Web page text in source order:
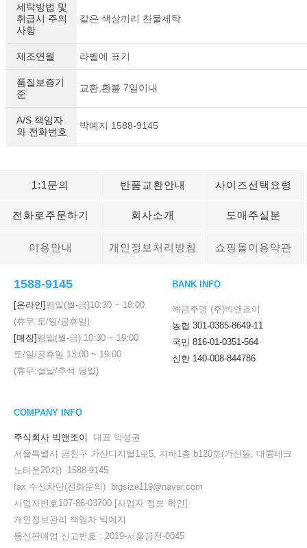
세요!
세탁방법 및
취급시 주의
사항
같은 색상끼리 찬물세탁
제조연월 라벨에 표기
품질보증기
준
교환,환불 7일이내
A/S 책임자
와 전화번호
박예지 1588-9145
1:1문의 반품교환안내 사이즈선택요령
전화로주문하기 회사소개 도매주실분
이용안내 개인정보처리방침 쇼핑몰이용약관
1588-9145
[온라인]평일(월-금)10:30 ~ 18:00
(휴무:토/일/공휴일)
[매장]평일(월-금) 10:30 ~ 19:00
토/일/공휴일 13:00 ~ 19:00
(휴무:설날/추석 당일)
BANK INFO
예금주명 (주)빅앤조이
농협 301-0385-8649-11
국민 816-01-0351-564
신한 140-008-844786
COMPANY INFO
주식회사 빅앤조이
대표 박성권
서울특별시 금천구 가산디지털1로5, 지하1층 b120호(가산동, 대륭테크
노타운20차) 1588-9145
fax 수신차단(전화문의) bigsize119@naver.com
사업자번호107-86-03700 [사업자 정보 확인]
개인정보관리 책임자 박예지
통신판매업 신고번호 : 2019-서울금천-0045